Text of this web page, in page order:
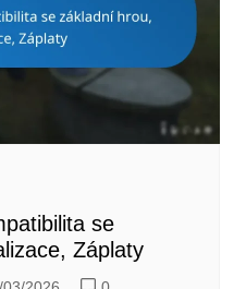
se
Záplaty